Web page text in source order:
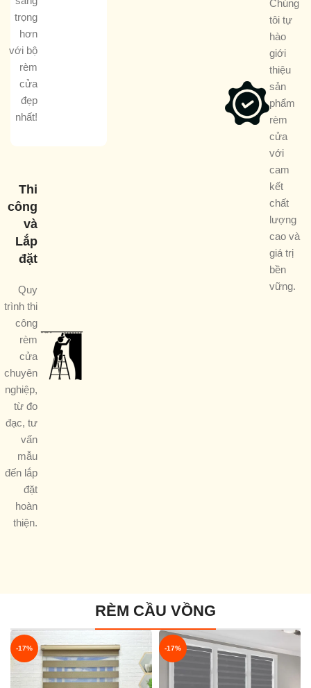
trọng
hơn
với bộ
rèm
cửa
đẹp
nhất!
Thi
công
và
Lắp
đặt
Quy
trình thi
công
rèm
cửa
chuyên
nghiệp,
từ đo
đạc, tư
vấn
mẫu
đến lắp
đặt
hoàn
thiện.
Chúng
tôi tự
hào
giới
thiệu
sản
phẩm
rèm
cửa
với
cam
kết
chất
lượng
cao và
giá trị
bền
vững.
RÈM CẦU VỒNG
-17% -17%